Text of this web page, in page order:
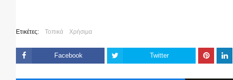
Ετικέτες: Τοπικά Χρήσιμα
Facebook Twitter